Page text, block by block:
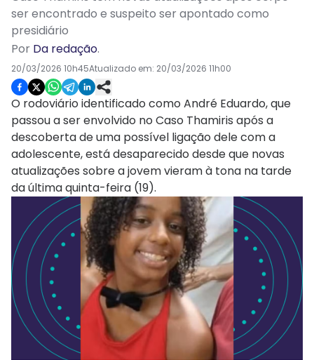
ser encontrado e suspeito ser apontado como
presidiário
Por Da redação.
20/03/2026 10h45Atualizado em: 20/03/2026 11h00
O rodoviário identificado como André Eduardo, que
passou a ser envolvido no Caso Thamiris após a
descoberta de uma possível ligação dele com a
adolescente, está desaparecido desde que novas
atualizações sobre a jovem vieram à tona na tarde
da última quinta-feira (19).